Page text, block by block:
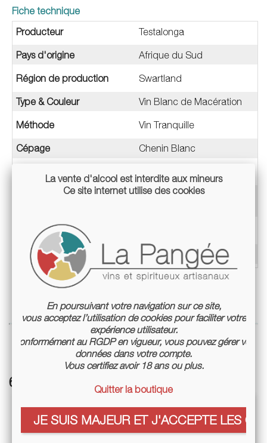
Fiche technique
Producteur
Testalonga
Pays d'origine Afrique du Sud
Région de production Swartland
Type & Couleur Vin Blanc de Macération
Méthode Vin Tranquille
Cépage Chenin Blanc
Millésime 2017
Appellation
Teneur en alcool
Conditionnement Bouteille 75cl
6 autres références associées :
La vente d'alcool est interdite aux mineurs
Ce site internet utilise des cookies
En poursuivant votre navigation sur ce site,
vous acceptez l’utilisation de cookies pour faciliter votre
expérience utilisateur.
Conformément au RGDP en vigueur, vous pouvez gérer vos
données dans votre compte.
Vous certifiez avoir 18 ans ou plus.
Quitter la boutique
JE SUIS MAJEUR ET J'ACCEPTE LES